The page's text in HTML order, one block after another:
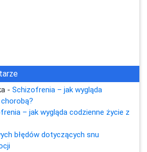
- Schizofrenia – jak wygląda
– jak wygląda codzienne życie z
błędów dotyczących snu